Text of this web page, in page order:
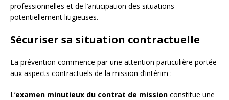
professionnelles et de l’anticipation des situations
potentiellement litigieuses.
Sécuriser sa situation contractuelle
La prévention commence par une attention particulière portée
aux aspects contractuels de la mission d’intérim :
L’examen minutieux du contrat de mission constitue une